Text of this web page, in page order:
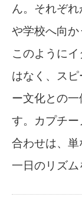
ん。それぞ
や学校へ向か
このように
はなく、ス
ー文化との
す。カプチ
合わせは、
一日のリズム